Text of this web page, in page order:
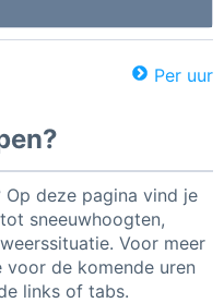
Per uur
Op deze pagina vind je
sneeuwhoogten,
Voor meer
de komende uren
links of tabs.